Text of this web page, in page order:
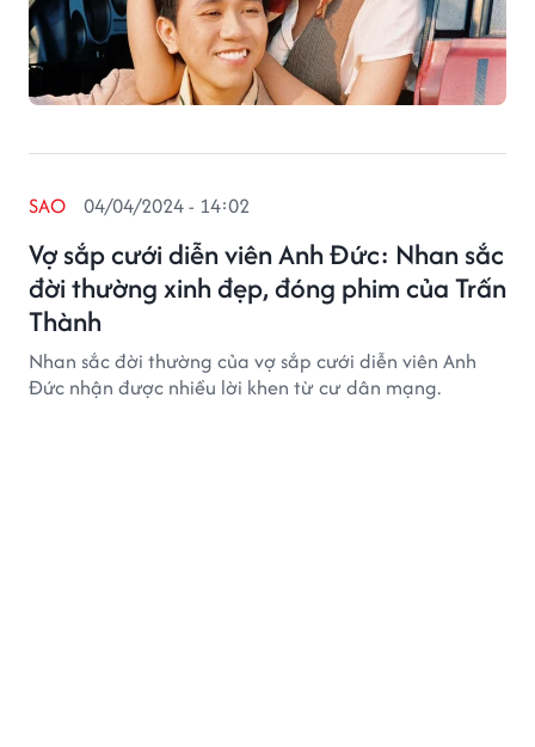
Vợ sắp cưới diễn viên Anh Đức: Nhan sắc
đời thường xinh đẹp, đóng phim của Trấn
Thành
SAO 04/04/2024 - 14:02
Nhan sắc đời thường của vợ sắp cưới diễn viên Anh
Đức nhận được nhiều lời khen từ cư dân mạng.